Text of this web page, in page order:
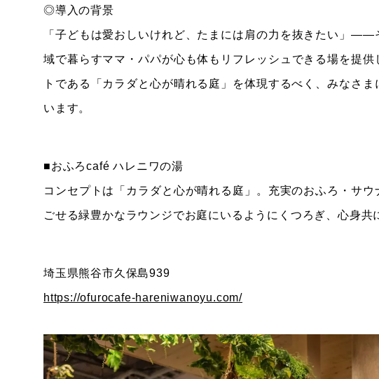
◎導入の背景
「子どもは愛おしいけれど、たまには肩の力を抜きたい」
域で暮らすママ・パパが心も体もリフレッシュできる場を提
トである「カラダと心が晴れる庭」を体現するべく、みなさ
います。
■おふろcafé ハレニワの湯
コンセプトは「カラダと心が晴れる庭」。充実のおふろ・サ
ごせる緑豊かなラウンジでお庭にいるようにくつろぎ、心身共
埼玉県熊谷市久保島939
https://ofurocafe-hareniwanoyu.com/